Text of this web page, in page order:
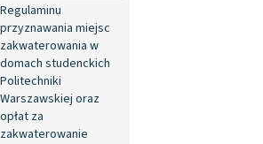
Regulaminu
przyznawania miejsc
zakwaterowania w
domach studenckich
Politechniki
Warszawskiej oraz
opłat za
zakwaterowanie